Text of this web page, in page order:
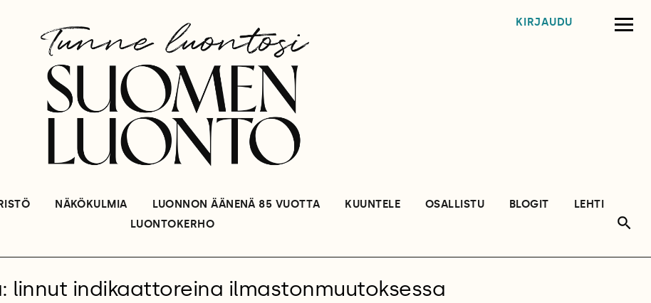
KIRJAUDU
NÄKÖKULMIA LUONNON ÄÄNENÄ 85 VUOTTA KUUNTELE OSALLISTU BLOGIT
LEHTI
LUONTOKERHO
linnut indikaattoreina ilmastonmuutoksessa